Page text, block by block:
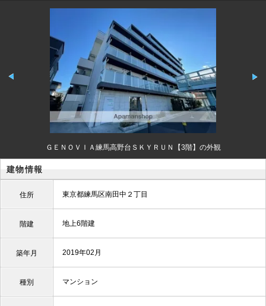
ＧＥＮＯＶＩＡ練馬高野台ＳＫＹＲＵＮ【3階】の外観
建物情報
住所 東京都練馬区南田中２丁目
階建 地上6階建
築年月 2019年02月
種別 マンション